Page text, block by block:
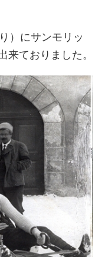
）にサンモリッ
来ておりました。